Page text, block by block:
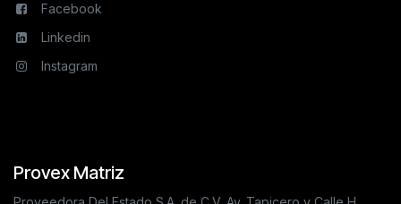
Facebook
Linkedin
Instagram
Provex Matriz